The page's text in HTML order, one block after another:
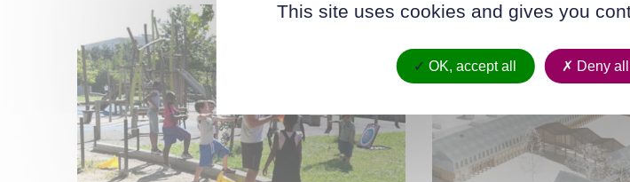
This site uses cookies and gives you
OK, accept all Deny